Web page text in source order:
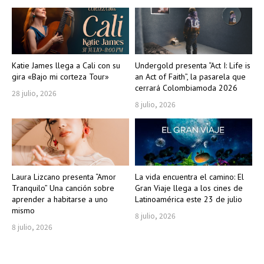
Katie James llega a Cali con su
gira «Bajo mi corteza Tour»
28 julio, 2026
Undergold presenta “Act I: Life is
an Act of Faith”, la pasarela que
cerrará Colombiamoda 2026
8 julio, 2026
Laura Lizcano presenta “Amor
Tranquilo” Una canción sobre
aprender a habitarse a uno
mismo
8 julio, 2026
La vida encuentra el camino: El
Gran Viaje llega a los cines de
Latinoamérica este 23 de julio
8 julio, 2026